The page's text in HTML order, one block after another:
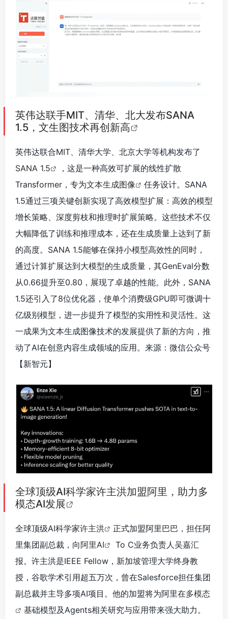
英伟达联手MIT、清华、北大发布SANA
1.5，文生图技术再创新高
英伟达联合MIT、清华大学、北京大学等机构发布了
SANA 1.5
，这是一种高效可扩展的线性扩散
Transformer，专为文本生成图像
任务设计。SANA
1.5通过三项关键创新实现了高效模型扩展：高效的模型
增长策略、深度剪枝和推理时扩展策略。这些技术不仅
大幅降低了训练和推理成本，还在生成质量上达到了新
的高度。SANA 1.5能够在保持小模型高效性的同时，
通过计算扩展达到大模型的生成质量，其GenEval分数
从0.66提升至0.80，展现了卓越的性能。此外，SANA
1.5还引入了8位优化器，使单个消费级GPU即可微调十
亿级别模型，进一步提升了模型的实用性和灵活性。这
一成果为文本生成图像技术的发展提供了新的方向，推
动了AI在创意内容生成领域的应用。来源：微信公众号
【新智元】
全球顶级AI科学家许主洪加盟阿里，助力多
模态AI发展
全球顶级AI科学家许主洪
正式加盟阿里巴巴，担任阿
里集团副总裁，向阿里AI
To C业务负责人吴嘉汇
报。许主洪是IEEE Fellow，新加坡管理大学终身教
授，谷歌学术引用超五万次，曾在Salesforce担任集团
副总裁并主导多项AI项目。他的加盟将为阿里在多模态
基础模型及Agents相关研究与应用带来强大助力。